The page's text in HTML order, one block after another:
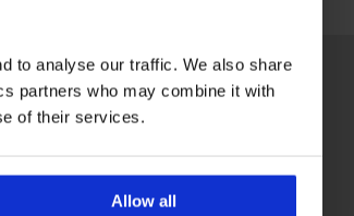
to analyse our traffic. We also share
partners who may combine it with
of their services.
Allow all